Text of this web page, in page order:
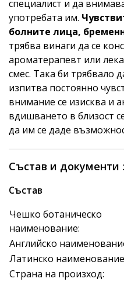
специалист и да
употребата им.
болните лица,
трябва винаги да се
ароматерапевт или
смес. Така би трябвало
изпитва постоянно
внимание се изисква и
вдишването в близост
да им се даде
Състав и документи
Състав
Чешко ботаническо
наименование:
Английско
Латинско
Страна на произход: